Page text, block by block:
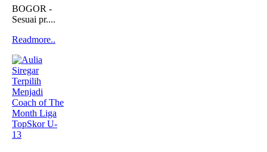
BOGOR -
Sesuai pr....
Readmore..